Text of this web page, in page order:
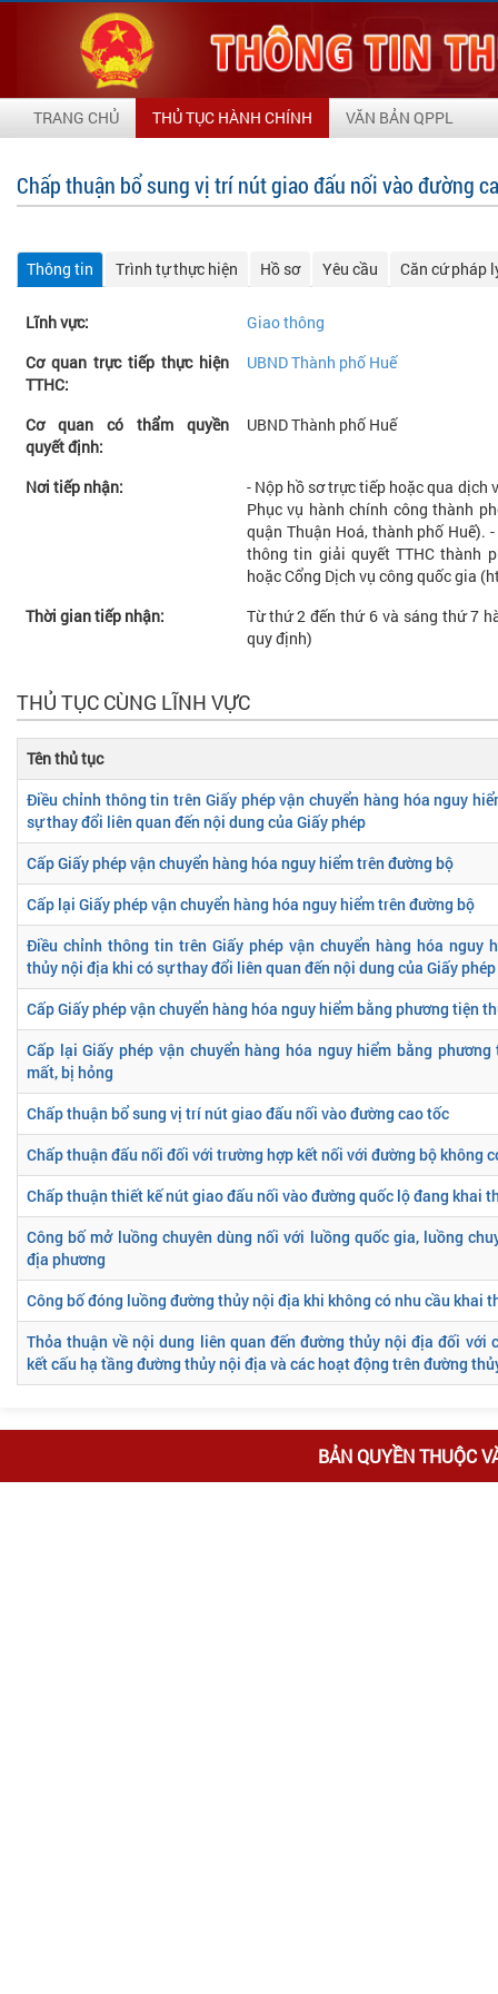
TRANG CHỦ THỦ TỤC HÀNH CHÍNH VĂN BẢN QPPL
Chấp thuận bổ sung vị trí nút giao đấu nối vào đường
Thông tin Trình tự thực hiện Hồ sơ Yêu cầu Căn cứ pháp
Lĩnh vực:
Giao thông
Cơ quan trực tiếp thực hiện
TTHC:
UBND Thành phố Huế
Cơ quan có thẩm quyền
quyết định:
UBND Thành phố Huế
Nơi tiếp nhận:
- Nộp hồ sơ trực tiếp hoặc qua dịch
Phục vụ hành chính công thành
quận Thuận Hoá, thành phố Huế).
thông tin giải quyết TTHC thành
hoặc Cổng Dịch vụ công quốc gia
Thời gian tiếp nhận:
Từ thứ 2 đến thứ 6 và sáng thứ 7
quy định)
THỦ TỤC CÙNG LĨNH VỰC
Tên thủ tục
Điều chỉnh thông tin trên Giấy phép vận chuyển hàng hóa nguy
sự thay đổi liên quan đến nội dung của Giấy phép
Cấp Giấy phép vận chuyển hàng hóa nguy hiểm trên đường bộ
Cấp lại Giấy phép vận chuyển hàng hóa nguy hiểm trên đường bộ
Điều chỉnh thông tin trên Giấy phép vận chuyển hàng hóa nguy
thủy nội địa khi có sự thay đổi liên quan đến nội dung của Giấy phép
Cấp Giấy phép vận chuyển hàng hóa nguy hiểm bằng phương tiện
Cấp lại Giấy phép vận chuyển hàng hóa nguy hiểm bằng
mất, bị hỏng
Chấp thuận bổ sung vị trí nút giao đấu nối vào đường cao tốc
Chấp thuận đấu nối đối với trường hợp kết nối với đường bộ không
Chấp thuận thiết kế nút giao đấu nối vào đường quốc lộ đang khai
Công bố mở luồng chuyên dùng nối với luồng quốc gia, luồng
địa phương
Công bố đóng luồng đường thủy nội địa khi không có nhu cầu khai
Thỏa thuận về nội dung liên quan đến đường thủy nội địa đối với
kết cấu hạ tầng đường thủy nội địa và các hoạt động trên đường
BẢN QUYỀN THUỘC